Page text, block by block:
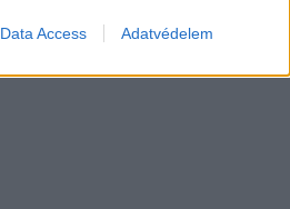
Data Access Adatvédelem